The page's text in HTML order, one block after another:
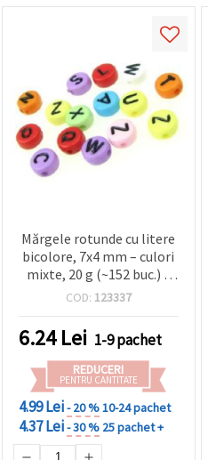
Mărgele rotunde cu litere
bicolore, 7x4 mm – culori
mixte, 20 g (~152 buc.) –
ideale pentru bijuterii DIY
COD: 123337
6.24Lei 1-9 pachet
REDUCERI
PENTRU CANTITATE
4.99 Lei- 20 %10-24 pachet
4.37 Lei- 30 % 25 pachet +